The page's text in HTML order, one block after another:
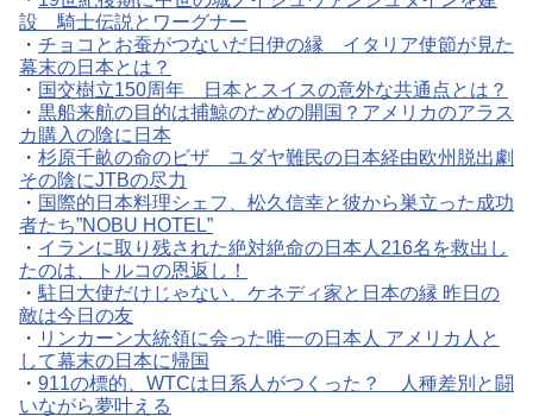
設 騎士伝説とワーグナー
・ チョコとお蚕がつないだ日伊の縁 イタリア使節が見た
幕末の日本とは？
・ 国交樹立150周年 日本とスイスの意外な共通点とは？
・ 黒船来航の目的は捕鯨のための開国？アメリカのアラス
カ購入の陰に日本
・ 杉原千畝の命のビザ ユダヤ難民の日本経由欧州脱出劇
その陰にJTBの尽力
・ 国際的日本料理シェフ、松久信幸と彼から巣立った成功
者たち”NOBU HOTEL”
・ イランに取り残された絶対絶命の日本人216名を救出し
たのは、トルコの恩返し！
・ 駐日大使だけじゃない、ケネディ家と日本の縁 昨日の
敵は今日の友
・ リンカーン大統領に会った唯一の日本人 アメリカ人と
して幕末の日本に帰国
・ 911の標的、WTCは日系人がつくった？ 人種差別と闘
いながら夢叶える